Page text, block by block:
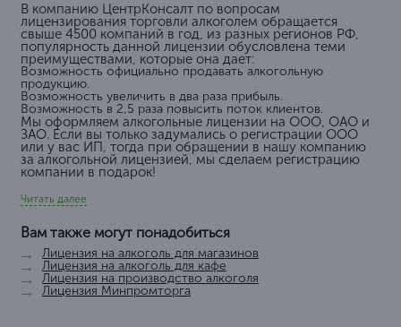
В компанию ЦентрКонсалт по вопросам
лицензирования торговли алкоголем обращается
свыше 4500 компаний в год, из разных регионов РФ,
популярность данной лицензии обусловлена теми
преимуществами, которые она дает:
Возможность официально продавать алкогольную
продукцию.
Возможность увеличить в два раза прибыль.
Возможность в 2,5 раза повысить поток клиентов.
Мы оформляем алкогольные лицензии на ООО, ОАО и
ЗАО. Если вы только задумались о регистрации ООО
или у вас ИП, тогда при обращении в нашу компанию
за алкогольной лицензией, мы сделаем регистрацию
компании в подарок!
Читать далее
Вам также могут понадобиться
Лицензия на алкоголь для магазинов
Лицензия на алкоголь для кафе
Лицензия на производство алкоголя
Лицензия Минпромторга